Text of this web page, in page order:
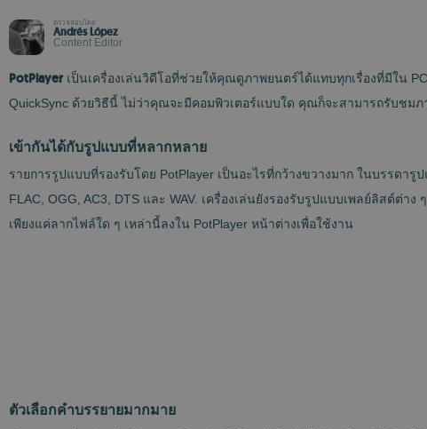
ตรวจสอบโดย
Andrés López
Content Editor
PotPlayerเป็นเครื่องเล่นวิดีโอที่ช่วยให้คุณดูภาพยนตร์ได้แทบทุกเรื่องที่มีใน
QuickSync ด้วยวิธีนี้ ไม่ว่าคุณจะมีคอมพิวเตอร์แบบใด คุณก็จะสามารถรับช
เข้ากันได้กับรูปแบบที่หลากหลาย
รายการรูปแบบที่รองรับโดย PotPlayer เป็นอะไรที่กว้างขวางมาก ในบรรดารู
FLAC, OGG, AC3, DTS และ WAV. เครื่องเล่นยังรองรับรูปแบบเพลย์ลิสต์ต่
เพียงแค่ลากไฟล์ใด ๆ เหล่านี้ลงใน PotPlayer หน้าต่างเพื่อใช้งาน
ตัวเลือกคำบรรยายมากมาย